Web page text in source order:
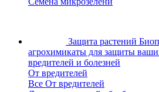
Защита растений
агрохимикаты для защиты
вредителей и болезней
От вредителей
Все От вредителей